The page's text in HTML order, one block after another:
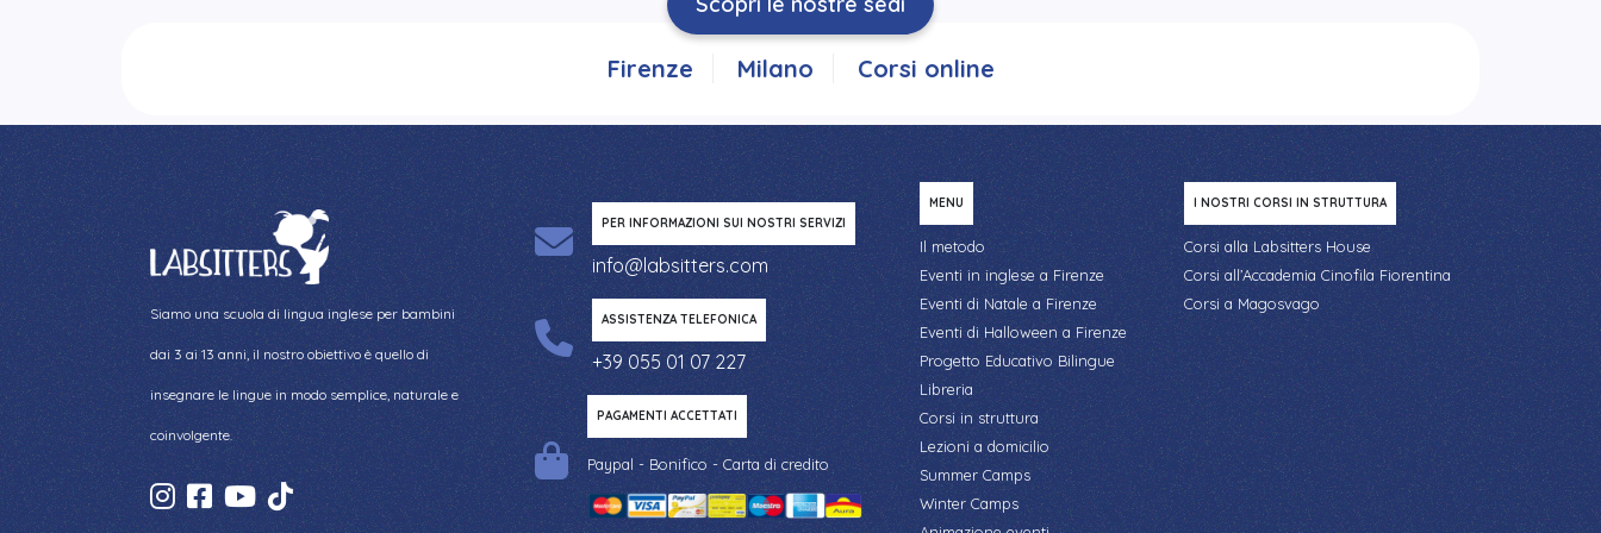
Firenze Milano Corsi online
Siamo una scuola di lingua inglese per bambini
dai 3 ai 13 anni, il nostro obiettivo è quello di
insegnare le lingue in modo semplice, naturale e
coinvolgente.
PER INFORMAZIONI SUI NOSTRI SERVIZI
info@labsitters.com
ASSISTENZA TELEFONICA
+39 055 01 07 227
PAGAMENTI ACCETTATI
Paypal - Bonifico - Carta di credito
MENU
Il metodo
Eventi in inglese a Firenze
Eventi di Natale a Firenze
Eventi di Halloween a Firenze
Progetto Educativo Bilingue
Libreria
Corsi in struttura
Lezioni a domicilio
Summer Camps
Winter Camps
I NOSTRI CORSI IN STRUTTURA
Corsi alla Labsitters House
Corsi all’Accademia Cinofila Fiorentina
Corsi a Magosvago